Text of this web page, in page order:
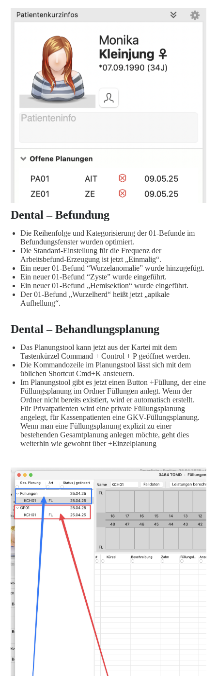
Dental – Befundung
Die Reihenfolge und Kategorisierung der 01-Befunde im
Befundungsfenster wurden optimiert.
Die Standard-Einstellung für die Frequenz der
Arbeitsbefund-Erzeugung ist jetzt „Einmalig“.
Ein neuer 01-Befund “Wurzelanomalie” wurde hinzugefügt.
Ein neuer 01-Befund “Zyste” wurde eingeführt.
Ein neuer 01-Befund „Hemisektion“ wurde eingeführt.
Der 01-Befund „Wurzelherd“ heißt jetzt „apikale
Aufhellung“.
Dental – Behandlungsplanung
Das Planungstool kann jetzt aus der Kartei mit dem
Tastenkürzel Command + Control + P geöffnet werden.
Die Kommandozeile im Planungstool lässt sich mit dem
üblichen Shortcut Cmd+K ansteuern.
Im Planungstool gibt es jetzt einen Button +Füllung, der eine
Füllungsplanung im Ordner Füllungen anlegt. Wenn der
Ordner nicht bereits existiert, wird er automatisch erstellt.
Für Privatpatienten wird eine private Füllungsplanung
angelegt, für Kassenpatienten eine GKV-Füllungsplanung.
Wenn man eine Füllungsplanung explizit zu einer
bestehenden Gesamtplanung anlegen möchte, geht dies
weiterhin wie gewohnt über +Einzelplanung